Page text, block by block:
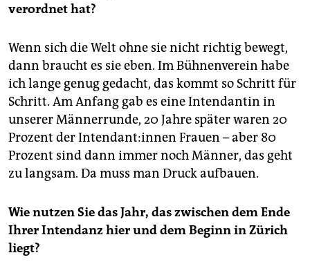
verordnet hat?
Wenn sich die Welt ohne sie nicht richtig bewegt,
dann braucht es sie eben. Im Bühnenverein habe
ich lange genug gedacht, das kommt so Schritt für
Schritt. Am Anfang gab es eine Intendantin in
unserer Männerrunde, 20 Jahre später waren 20
Prozent der In­ten­dan­t:in­nen Frauen – aber 80
Prozent sind dann immer noch Männer, das geht
zu langsam. Da muss man Druck aufbauen.
Wie nutzen Sie das Jahr, das zwischen dem Ende
Ihrer Intendanz hier und dem Beginn in Zürich
liegt?